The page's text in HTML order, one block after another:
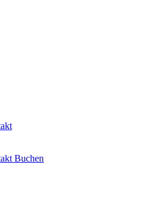
Buchen